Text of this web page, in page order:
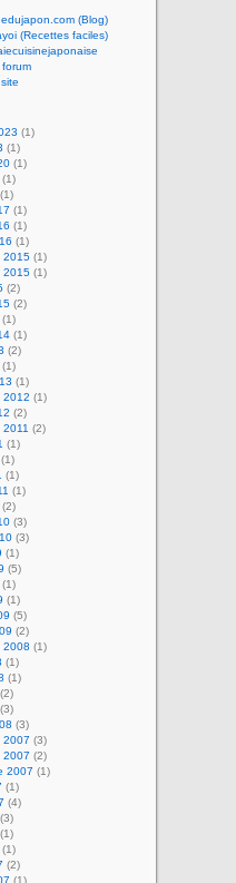
(Blog)
(Recettes faciles)
forum
(1)
(1)
(1)
(1)
(1)
(1)
(1)
(1)
2015 (1)
2015 (1)
(2)
(2)
(1)
(1)
(2)
(1)
(1)
2012 (1)
(2)
(2)
(1)
(1)
(1)
(1)
(2)
(3)
(3)
(1)
(5)
(1)
(1)
(5)
(2)
2008 (1)
(1)
(1)
(2)
(3)
(3)
2007 (3)
2007 (2)
2007 (1)
(1)
(4)
(3)
(1)
(1)
(2)
(1)